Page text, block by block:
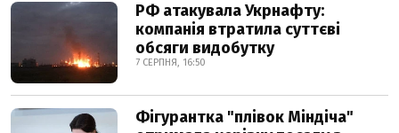
РФ атакувала Укрнафту:
компанія втратила суттєві
обсяги видобутку
7 СЕРПНЯ, 16:50
Фігурантка "плівок Міндіча"